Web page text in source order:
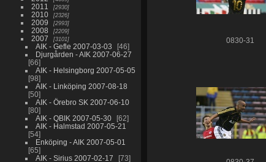
2011 2930
2010 2326
2009 2993
2008 2209
2007 3101
AIK - Gefle 2007-03-03
46
Djurgården - AIK 2007-06-27
66
AIK - Helsingborg 2007-05-05
98
AIK - Linköping 2007-08-18
50
AIK - Örebro SK 2007-06-10
80
AIK - QBIK 2007-05-30
62
AIK - Halmstad 2007-05-21
54
Enköping - AIK 2007-05-01
65
AIK - Sirius 2007-02-17
73
0830-31